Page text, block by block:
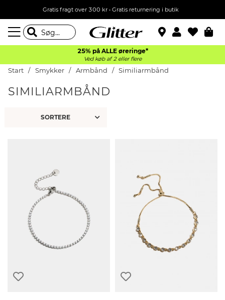
Gratis fragt over 300 kr • Gratis returnering i butik
25% på ALLE øreringe*
Ved køb af 2 eller flere
Start Smykker Armbånd Similiarmbånd
SIMILIARMBÅND